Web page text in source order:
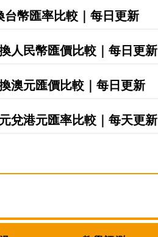
幣匯率比較｜每日更新
人民幣匯價比較｜每日更新
澳元匯價比較｜每日更新
兌港元匯率比較｜每天更新